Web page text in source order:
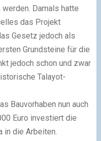
Damals hatte
das Projekt
Gesetz jedoch als
Grundsteine für die
jedoch schon und zwar
Talayot-
Bauvorhaben nun auch
Euro investiert die
in die Arbeiten.